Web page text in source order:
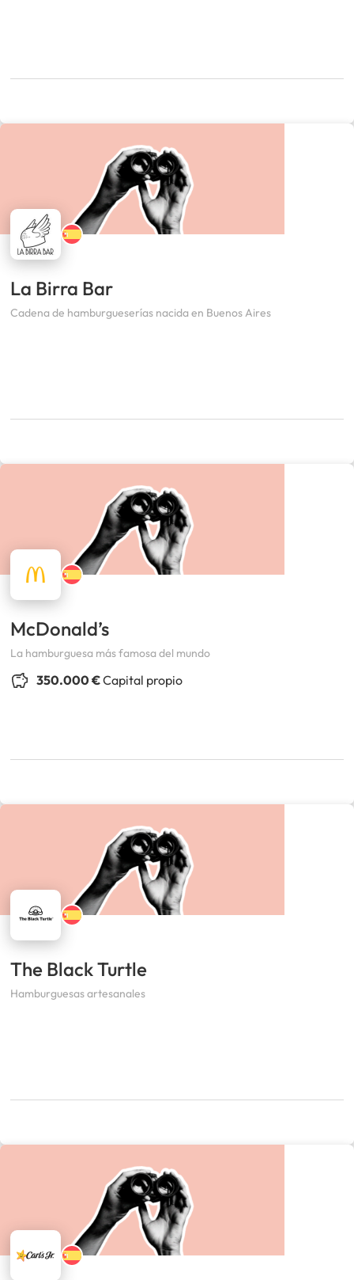
La Birra Bar
Cadena de hamburgueserías nacida en Buenos Aires
McDonald’s
La hamburguesa más famosa del mundo
350.000 €Capital propio
The Black Turtle
Hamburguesas artesanales